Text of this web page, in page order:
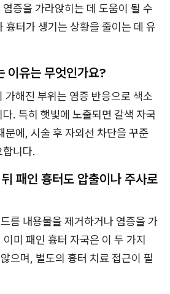
증을 가라앉히는 데 도움이 될 수
흉터가 생기는 상황을 줄이는 데 유
이유는 무엇인가요?
가해진 부위는 염증 반응으로 색소
. 특히 햇빛에 노출되면 갈색 자국
문에, 시술 후 자외선 차단을 꾸준
니다.
패인 흉터도 압출이나 주사로
름 내용물을 제거하거나 염증을 가
미 패인 흉터 자국은 이 두 가지
으며, 별도의 흉터 치료 접근이 필